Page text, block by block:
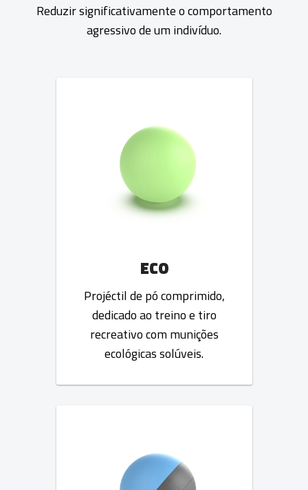
Reduzir significativamente o comportamento
agressivo de um indivíduo.
ECO
Projéctil de pó comprimido,
dedicado ao treino e tiro
recreativo com munições
ecológicas solúveis.